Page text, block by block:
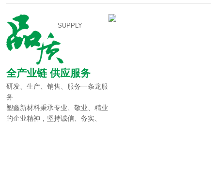
SUPPLY
全产业链 供应服务
研发、生产、销售、服务一条龙服
务
塑鑫新材料秉承专业、敬业、精业
的企业精神，坚持诚信、务实、